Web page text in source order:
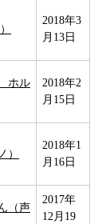
2018年3
月13日
ホル
2018年2
月15日
2018年1
月16日
（声
2017年
12月19